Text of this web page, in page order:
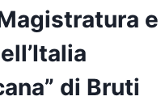
e
di Bruti